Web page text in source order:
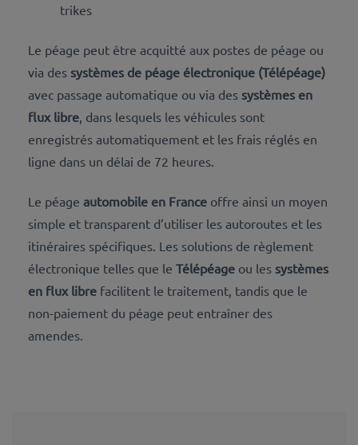
trikes
Le péage peut être acquitté aux postes de péage ou
via des systèmes de péage électronique (Télépéage)
avec passage automatique ou via des systèmes en
flux libre , dans lesquels les véhicules sont
enregistrés automatiquement et les frais réglés en
ligne dans un délai de 72 heures.
Le péage automobile en France offre ainsi un moyen
simple et transparent d’utiliser les autoroutes et les
itinéraires spécifiques. Les solutions de règlement
électronique telles que le Télépéage ou les systèmes
en flux libre facilitent le traitement, tandis que le
non-paiement du péage peut entraîner des
amendes.